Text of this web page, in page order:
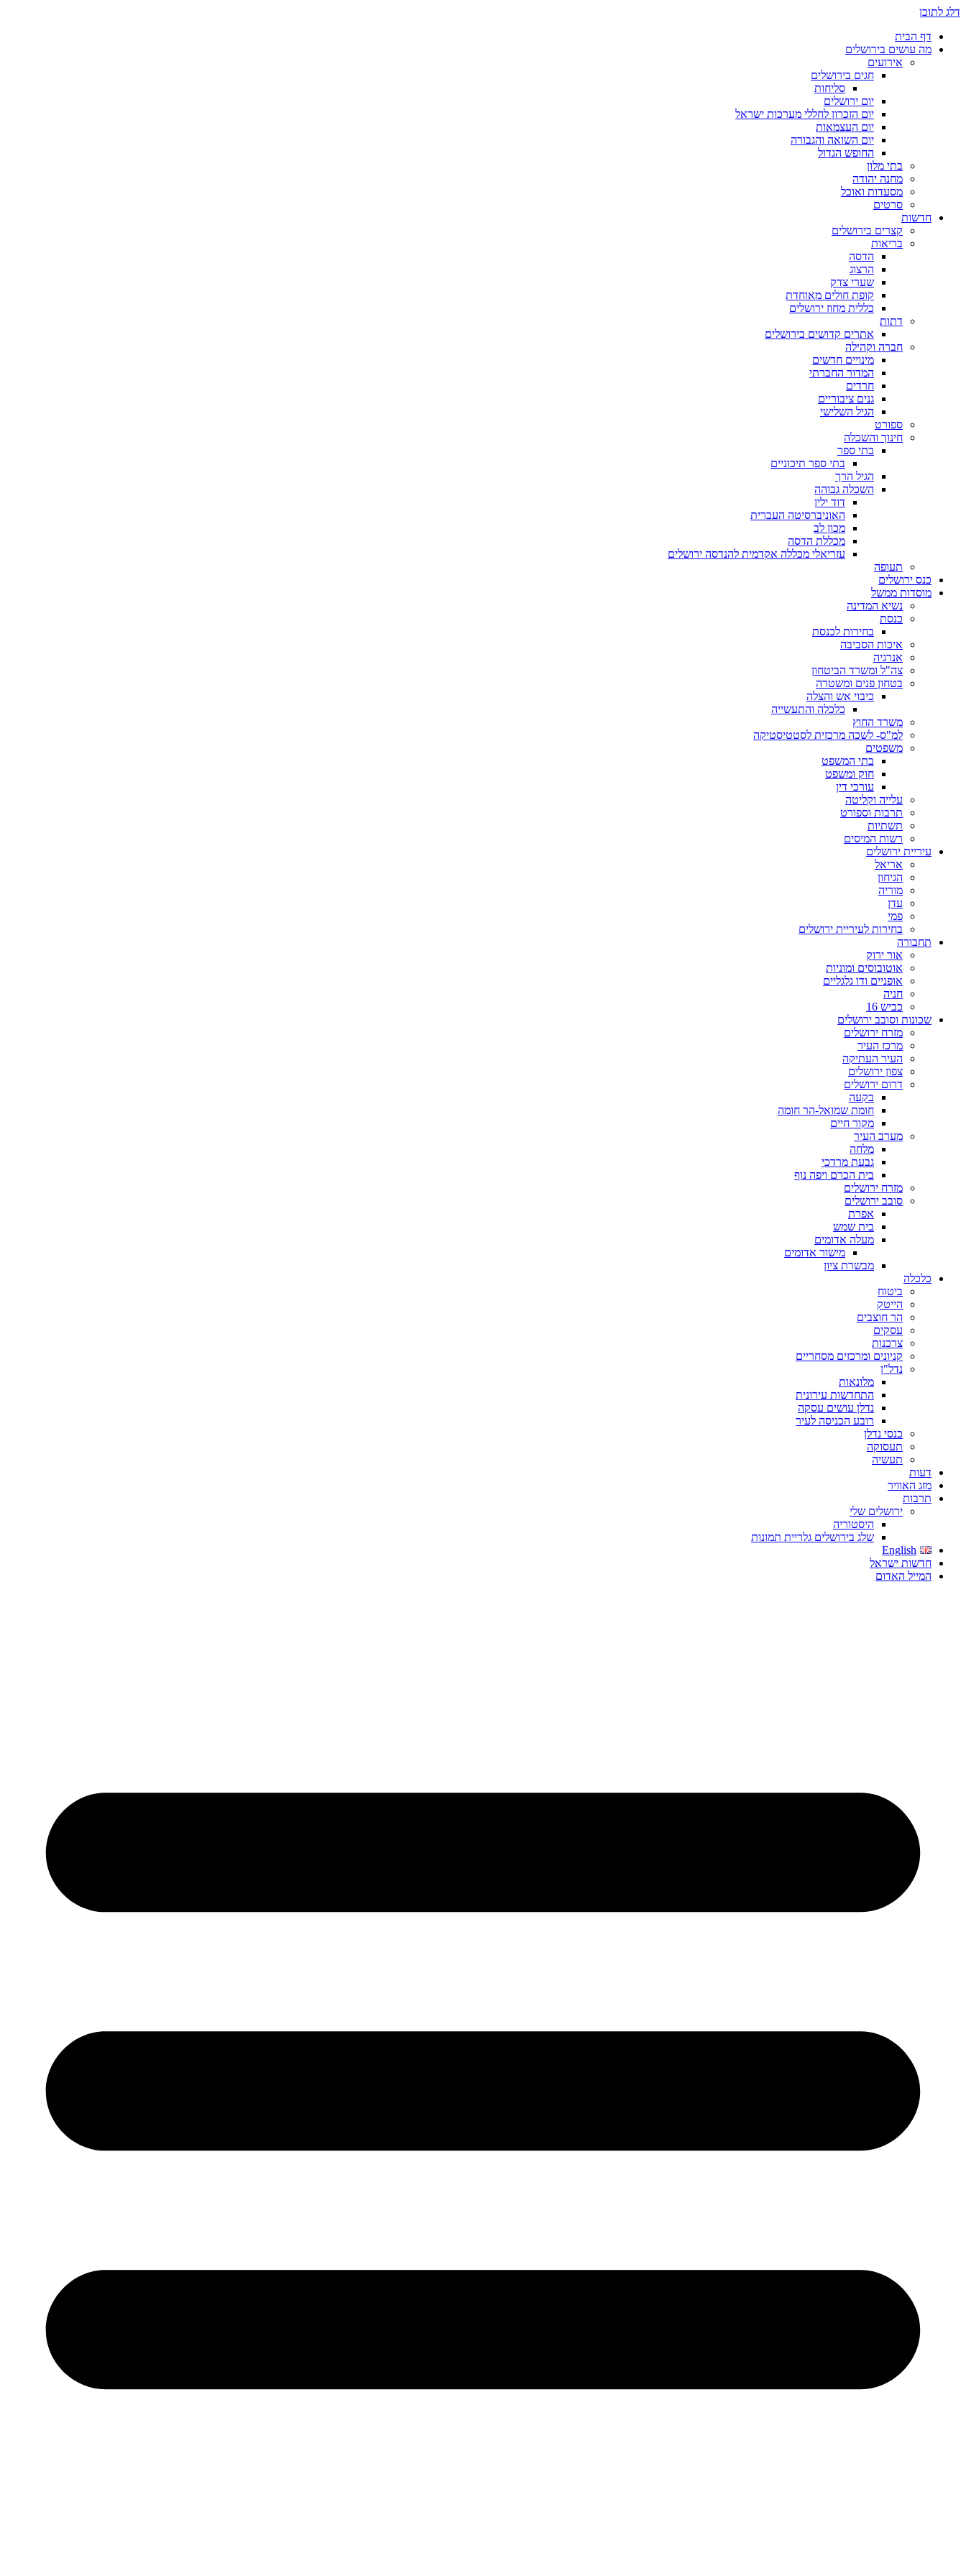
דלג לתוכן
דף הבית
מה עושים בירושלים
אירועים
חגים בירושלים
סליחות
יום ירושלים
יום הזכרון לחללי מערכות ישראל
יום העצמאות
יום השואה והגבורה
החופש הגדול
בתי מלון
מחנה יהודה
מסעדות ואוכל
סרטים
חדשות
קצרים בירושלים
בריאות
הדסה
הרצוג
שערי צדק
קופת חולים מאוחדת
כללית מחוז ירושלים
דתות
אתרים קדושים בירושלים
חברה וקהילה
מינויים חדשים
המדור החברתי
חרדים
גנים ציבוריים
הגיל השלישי
ספורט
חינוך והשכלה
בתי ספר
בתי ספר תיכוניים
הגיל הרך
השכלה גבוהה
דוד ילין
האוניברסיטה העברית
מכון לב
מכללת הדסה
עזריאלי מכללה אקדמית להנדסה ירושלים
תעופה
כנס ירושלים
מוסדות ממשל
נשיא המדינה
כנסת
בחירות לכנסת
איכות הסביבה
אנרגיה
צה"ל ומשרד הביטחון
בטחון פנים ומשטרה
כיבוי אש והצלה
כלכלה והתעשייה
משרד החוץ
למ"ס- לשכה מרכזית לסטטיסטיקה
משפטים
בתי המשפט
חוק ומשפט
עורכי דין
עלייה וקליטה
תרבות וספורט
תשתיות
רשות המיסים
עיריית ירושלים
אריאל
הגיחון
מוריה
עדן
פמי
בחירות לעיריית ירושלים
תחבורה
אור ירוק
אוטובוסים ומוניות
אופניים ודו גלגליים
חניה
כביש 16
שכונות וסובב ירושלים
מזרח ירושלים
מרכז העיר
העיר העתיקה
צפון ירושלים
דרום ירושלים
בקעה
חומת שמואל-הר חומה
מקור חיים
מערב העיר
מלחה
גבעת מרדכי
בית הכרם ויפה נוף
מזרח ירושלים
סובב ירושלים
אפרת
בית שמש
מעלה אדומים
מישור אדומים
מבשרת ציון
כלכלה
ביטוח
הייטק
הר חוצבים
עסקים
צרכנות
קניונים ומרכזים מסחריים
נדל"ן
מלונאות
התחדשות עירונית
נדלן עושים עסקה
רובע הכניסה לעיר
כנסי נדלן
תעסוקה
תעשיה
דעות
מזג האוויר
תרבות
ירושלים שלי
היסטוריה
שלג בירושלים גלריית תמונות
English
חדשות ישראל
המייל האדום